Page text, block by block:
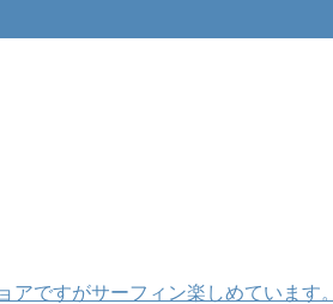
ですがサーフィン楽しめています